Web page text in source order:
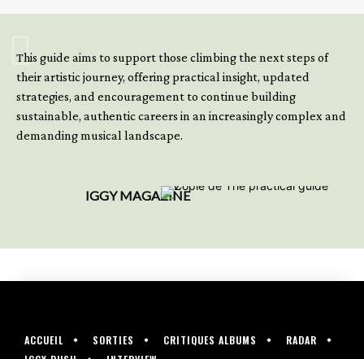
This guide aims to support those climbing the next steps of
their artistic journey, offering practical insight, updated
strategies, and encouragement to continue building
sustainable, authentic careers in an increasingly complex and
demanding musical landscape.
IGGY MAGAZINE
ACCUEIL SORTIES CRITIQUES ALBUMS
RADAR